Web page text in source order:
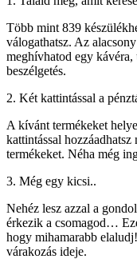
Több mint 839
válogathatsz. Az
meghívhatod egy
beszélgetés.
2. Két kattintással a
A kívánt termékeket
kattintással
termékeket. Néha még
3. Még egy kicsi..
Nehéz lesz azzal a
érkezik a csomagod…
hogy mihamarabb
várakozás ideje.